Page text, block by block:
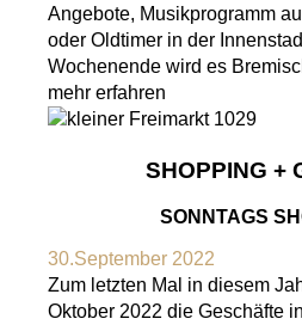
Angebote, Musikprogramm
oder Oldtimer in der
Wochenende wird es
mehr erfahren
SHOPPING +
SONNTAGS
30.September 2022
Zum letzten Mal in diesem
Oktober 2022 die Geschäfte